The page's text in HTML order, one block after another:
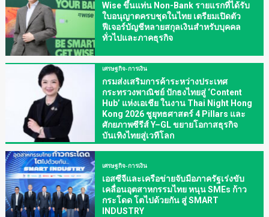
Wise ขึ้นแท่น Non-Bank รายแรกที่ได้รับ
ใบอนุญาตครบชุดในไทย เตรียมเปิดตัว
ฟีเจอร์บัญชีหลายสกุลเงินสำหรับบุคคล
ทั่วไปและภาคธุรกิจ
เศรษฐกิจ-การเงิน
กรมส่งเสริมการค้าระหว่างประเทศ
กระทรวงพาณิชย์ ปักธงไทยสู่ ‘Content
Hub’ แห่งเอเชีย ในงาน Thai Night Hong
Kong 2026 ชูยุทธศาสตร์ 4 Pillars และ
ศักยภาพซีรีส์ Y–GL ขยายโอกาสธุรกิจ
บันเทิงไทยสู่เวทีโลก
เศรษฐกิจ-การเงิน
เอสซีจีและเครือข่ายจับมือภาครัฐเร่งขับ
เคลื่อนอุตสาหกรรมไทย หนุน SMEs ก้าว
กระโดด โตไปด้วยกัน สู่ SMART
INDUSTRY